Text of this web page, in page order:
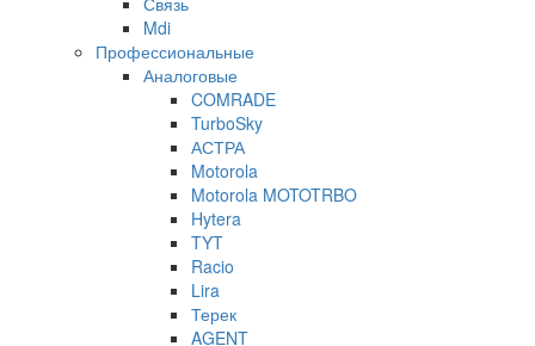
Mdi
Профессиональные
Аналоговые
COMRADE
TurboSky
АСТРА
Motorola
Motorola MOTOTRBO
Hytera
TYT
Racio
Lira
Терек
AGENT